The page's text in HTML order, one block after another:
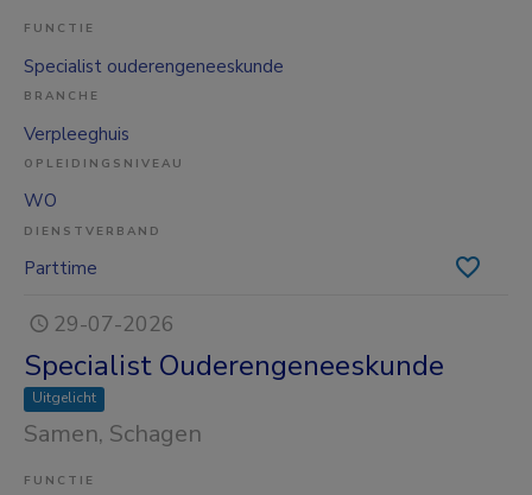
FUNCTIE
Specialist ouderengeneeskunde
BRANCHE
Verpleeghuis
OPLEIDINGSNIVEAU
WO
DIENSTVERBAND
Parttime
29-07-2026
Specialist Ouderengeneeskunde
Uitgelicht
Samen, Schagen
FUNCTIE